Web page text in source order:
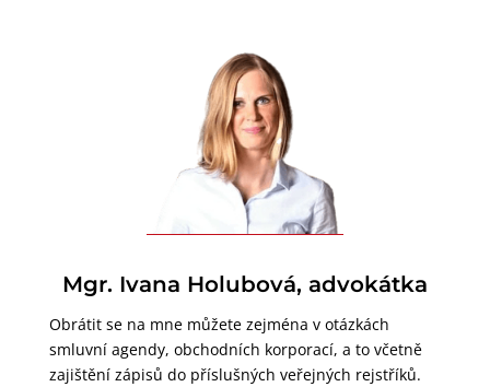
Mgr. Ivana Holubová, advokátka
Obrátit se na mne můžete zejména v otázkách
smluvní agendy, obchodních korporací, a to včetně
zajištění zápisů do příslušných veřejných rejstříků.